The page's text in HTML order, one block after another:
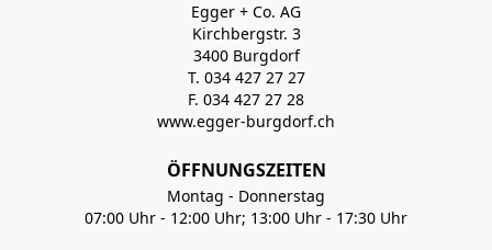
Egger + Co. AG
Kirchbergstr. 3
3400 Burgdorf
T. 034 427 27 27
F. 034 427 27 28
www.egger-burgdorf.ch
ÖFFNUNGSZEITEN
Montag - Donnerstag
07:00 Uhr - 12:00 Uhr; 13:00 Uhr - 17:30 Uhr